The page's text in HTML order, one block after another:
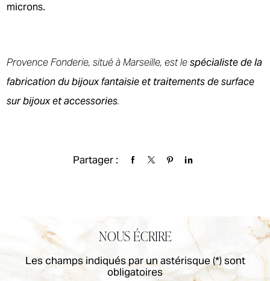
microns.
Provence Fonderie, situé à Marseille, est lespécialistede la
fabrication du bijoux fantaisie et traitements de surface
sur bijoux et accessories.
Partager :
NOUS ÉCRIRE
Les champs indiqués par un astérisque (*) sont
obligatoires